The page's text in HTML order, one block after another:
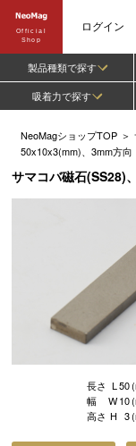
Official
Shop
ログイン
製品種類で探す
吸着力で探す
NeoMagショップTOP ＞
50x10x3(mm)、3mm方向
サマコバ磁石(SS28)
長さ L 50
幅
W10
高さ H 3